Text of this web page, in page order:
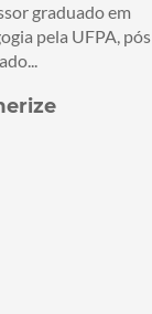
graduado em
pela UFPA, pós